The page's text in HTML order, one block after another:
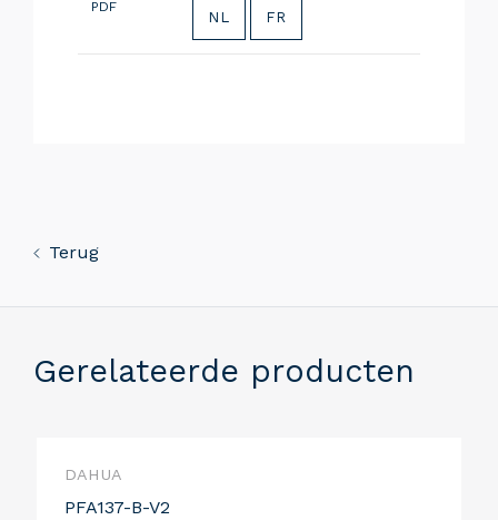
PDF
NL FR
Terug
Gerelateerde producten
DAHUA
PFA137-B-V2